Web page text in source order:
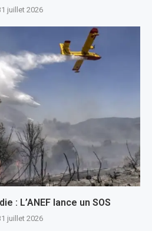
juillet 2026
: L’ANEF lance un SOS
juillet 2026